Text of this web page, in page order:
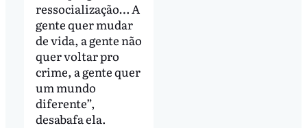
ressocialização… A
gente quer mudar
de vida, a gente não
quer voltar pro
crime, a gente quer
um mundo
diferente”,
desabafa ela.